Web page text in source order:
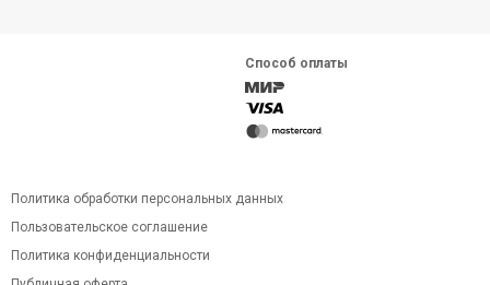
Способ оплаты
Политика обработки персональных данных
Пользовательское соглашение
Политика конфиденциальности